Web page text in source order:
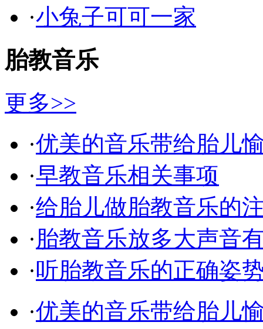
·小兔子可可一家
胎教音乐
更多>>
·优美的音乐带给胎儿
·早教音乐相关事项
·给胎儿做胎教音乐的
·胎教音乐放多大声音
·听胎教音乐的正确姿
·优美的音乐带给胎儿